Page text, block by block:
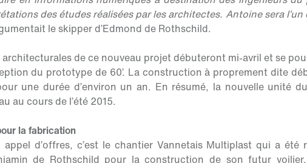
des études réalisées par les architectes. Antoine sera
le skipper d’Edmond de Rothschild.
architecturales de ce nouveau projet débuteront mi-avril et se
du prototype de 60’. La construction à proprement dite
une durée d’environ un an. En résumé, la nouvelle unité
au cours de l’été 2015.
la fabrication
d’offres, c’est le chantier Vannetais Multiplast qui a été
de Rothschild pour la construction de son futur